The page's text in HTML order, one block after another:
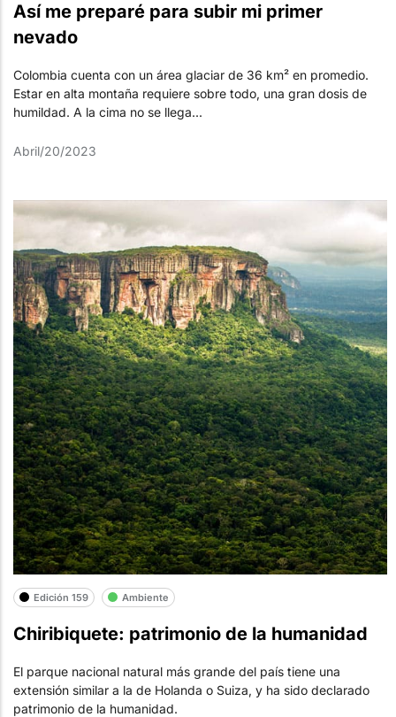
Así me preparé para subir mi primer
nevado
Colombia cuenta con un área glaciar de 36 km² en promedio.
Estar en alta montaña requiere sobre todo, una gran dosis de
humildad. A la cima no se llega...
Abril/20/2023
Edición 159 Ambiente
Chiribiquete: patrimonio de la humanidad
El parque nacional natural más grande del país tiene una
extensión similar a la de Holanda o Suiza, y ha sido declarado
patrimonio de la humanidad.